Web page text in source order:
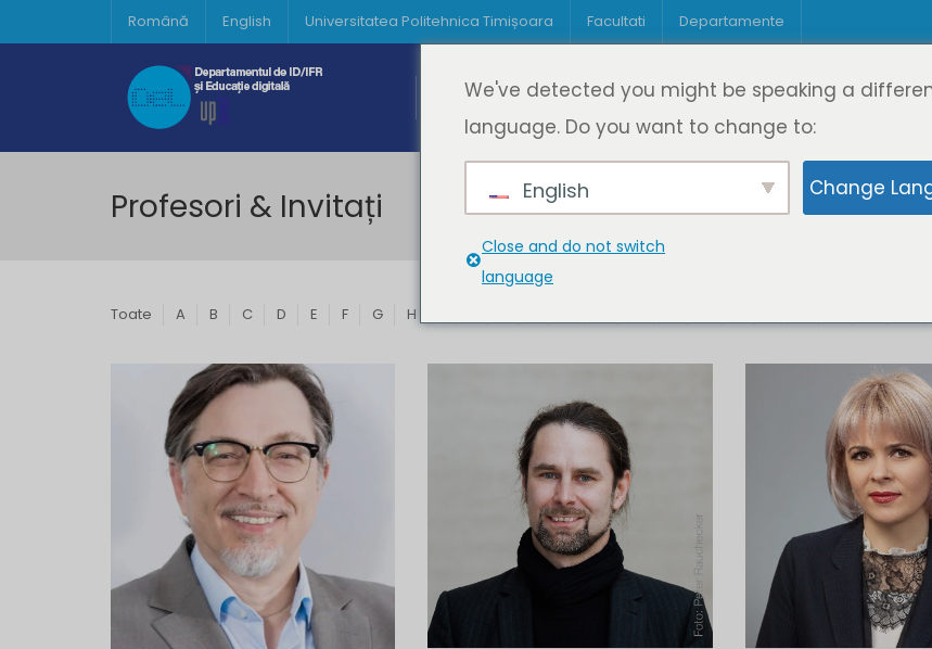
Română English Universitatea Politehnica Timișoara Facultati Departamente
Acasă Despre DeL
Cine suntem
Educație
Oferta de cursuri
Profesori & Invitați
Toate A B C D E F G H
We've detected you might be speaking a
language. Do you want to change to:
English Change
Close and do not switch
language